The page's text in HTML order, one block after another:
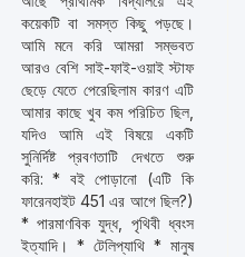
কয়েকটি বা সমস্ত কিছু পড়ছে।
আমি মনে করি আমরা সম্ভবত
আরও বেশি সাই-ফাই-ওয়াই স্টাফ
ছেড়ে যেতে পেরেছিলাম কারণ এটি
আমার কাছে খুব কম পরিচিত ছিল,
যদিও আমি এই বিষয়ে একটি
সুনির্দিষ্ট প্রবণতাটি দেখতে শুরু
করি: * বই পোড়ানো (এটি কি
ফারেনহাইট 451 এর আগে ছিল?)
* পারমাণবিক যুদ্ধ, পৃথিবী ধ্বংস
ইত্যাদি। * টেলিপ্যাথি * মানুষ